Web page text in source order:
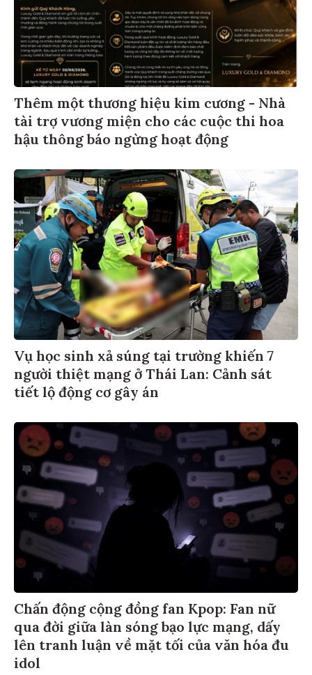
Thêm một thương hiệu kim cương - Nhà
tài trợ vương miện cho các cuộc thi hoa
hậu thông báo ngừng hoạt động
Vụ học sinh xả súng tại trường khiến 7
người thiệt mạng ở Thái Lan: Cảnh sát
tiết lộ động cơ gây án
Chấn động cộng đồng fan Kpop: Fan nữ
qua đời giữa làn sóng bạo lực mạng, dấy
lên tranh luận về mặt tối của văn hóa đu
idol